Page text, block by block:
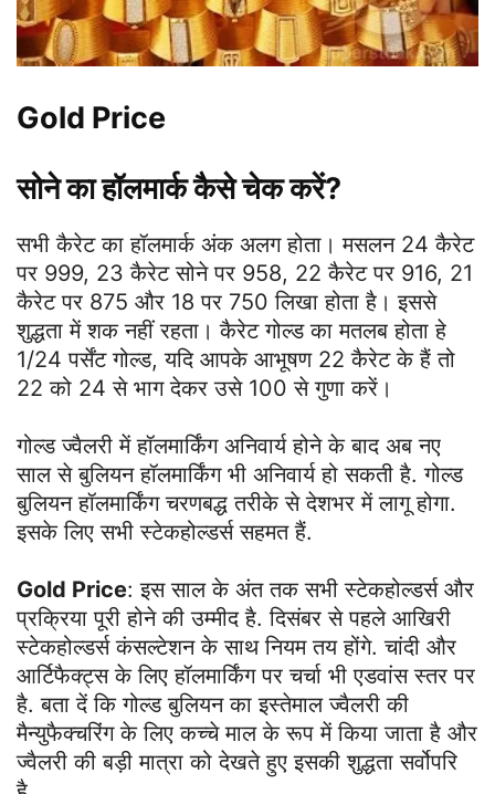
Gold Price
सोने का हॉलमार्क कैसे चेक करें?
सभी कैरेट का हॉलमार्क अंक अलग होता। मसलन 24 कैरेट
पर 999, 23 कैरेट सोने पर 958, 22 कैरेट पर 916, 21
कैरेट पर 875 और 18 पर 750 लिखा होता है। इससे
शुद्धता में शक नहीं रहता। कैरेट गोल्ड का मतलब होता हे
1/24 पर्सेंट गोल्ड, यदि आपके आभूषण 22 कैरेट के हैं तो
22 को 24 से भाग देकर उसे 100 से गुणा करें।
गोल्‍ड ज्‍वैलरी में हॉलमार्किंग अनिवार्य होने के बाद अब नए
साल से बुलियन हॉलमार्किंग भी अनिवार्य हो सकती है. गोल्‍ड
बुलियन हॉलमार्किंग चरणबद्ध तरीके से देशभर में लागू होगा.
इसके लिए सभी स्‍टेकहोल्‍डर्स सहमत हैं.
Gold Price: इस साल के अंत तक सभी स्टेकहोल्डर्स और
प्रक्रिया पूरी होने की उम्मीद है. दिसंबर से पहले आखिरी
स्टेकहोल्डर्स कंसल्टेशन के साथ नियम तय होंगे. चांदी और
आर्टिफैक्ट्स के लिए हॉलमार्किंग पर चर्चा भी एडवांस स्तर पर
है. बता दें कि गोल्ड बुलियन का इस्तेमाल ज्वैलरी की
मैन्युफैक्चरिंग के लिए कच्चे माल के रूप में किया जाता है और
ज्वैलरी की बड़ी मात्रा को देखते हुए इसकी शुद्धता सर्वोपरि